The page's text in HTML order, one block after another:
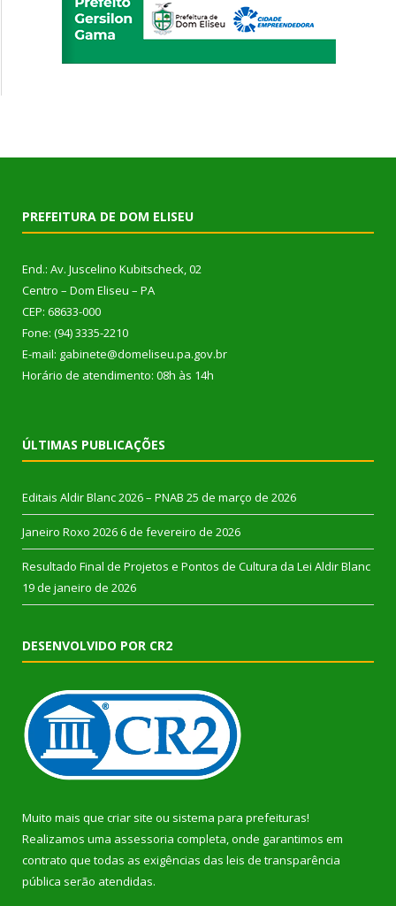
PREFEITURA DE DOM ELISEU
End.: Av. Juscelino Kubitscheck, 02
Centro – Dom Eliseu – PA
CEP: 68633-000
Fone: (94) 3335-2210
E-mail: gabinete@domeliseu.pa.gov.br
Horário de atendimento: 08h às 14h
ÚLTIMAS PUBLICAÇÕES
Editais Aldir Blanc 2026 – PNAB 25 de março de 2026
Janeiro Roxo 2026 6 de fevereiro de 2026
Resultado Final de Projetos e Pontos de Cultura da Lei Aldir Blanc
19 de janeiro de 2026
DESENVOLVIDO POR CR2
Muito mais que criar site ou sistema para prefeituras!
Realizamos uma assessoria completa, onde garantimos em
contrato que todas as exigências das leis de transparência
pública serão atendidas.